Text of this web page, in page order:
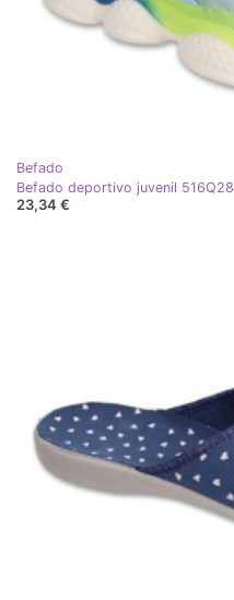
Befado
Befado deportivo juvenil
23,34 €